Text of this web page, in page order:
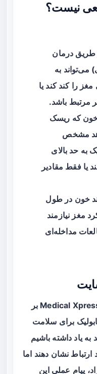
نیست؟
طریق درمان
می‌تواند به
را کند کند یا
مرتبط باشد.
که ریسک
مشخص
به حد بالای
یا فقط مقادیر
خون در طول
مغز نیازمند
مداخله‌ای
یافته‌های گزارش‌شده در پایگاه Medical Xpress بر
برای سلامت
به یاد داشته باشیم
نشان دهند اما
پیام عملی این